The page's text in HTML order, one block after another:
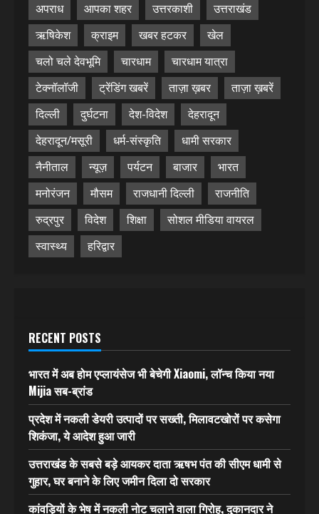
अपराध
आपका शहर उत्तरकाशी
उत्तराखंड
ऋषिकेश
क्राइम खबर हटकर
खेल
चलो चले देवभूमि
चारधाम
चारधाम यात्रा
टेक्नॉलॉजी
ट्रेंडिंग खबरें ताज़ा ख़बर
ताज़ा ख़बरें
दिल्ली
दुर्घटना देश-विदेश
देहरादून
देहरादून/मसूरी
धर्म-संस्कृति
धामी सरकार
नैनीताल
न्यूज़ पर्यटन बाजार
भारत
मनोरंजन
मौसम राजधानी दिल्ली
राजनीति
रुद्रपुर
विदेश शिक्षा
सोशल मीडिया वायरल
स्वास्थ्य
हरिद्वार
RECENT POSTS
भारत में अब होम एप्लायंसेज भी बेचेगी Xiaomi, लॉन्च किया नया
Mijia सब-ब्रांड
प्रदेश में नकली डेयरी उत्पादों पर सख्ती, मिलावटखोरों पर कसेगा
शिकंजा, ये आदेश हुआ जारी
उत्तराखंड के सबसे बड़े आयकर दाता ऋषभ पंत की सीएम धामी से
गुहार, घर बनाने के लिए जमीन दिला दो सरकार
कांवड़ियों के भेष में नकली नोट चलाने वाला गिरोह, दुकानदार ने